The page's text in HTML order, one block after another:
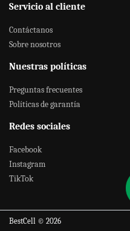
Servicio al cliente
Contáctanos
Sobre nosotros
Nuestras políticas
Preguntas frecuentes
Políticas de garantía
Redes sociales
Facebook
Instagram
TikTok
BestCell © 2026